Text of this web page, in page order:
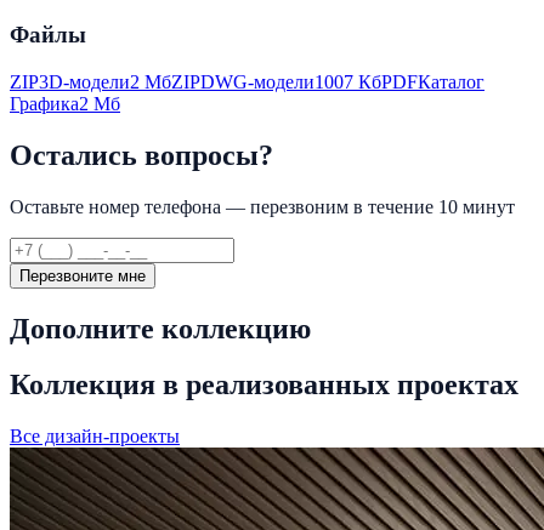
Файлы
ZIP3D-модели2 МбZIPDWG-модели1007 КбPDFКаталог
Графика2 Мб
Остались вопросы?
Оставьте номер телефона — перезвоним в течение 10 минут
Перезвоните мне
Дополните коллекцию
Коллекция в реализованных проектах
Все дизайн-проекты